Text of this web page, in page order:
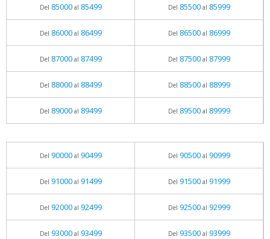
Del 85000al 85499 Del 85500al 85999
Del 86000al 86499 Del 86500al 86999
Del 87000al 87499 Del 87500al 87999
Del 88000al 88499 Del 88500al 88999
Del 89000al 89499 Del 89500al 89999
Del 90000al 90499 Del 90500al 90999
Del 91000al 91499 Del 91500al 91999
Del 92000al 92499 Del 92500al 92999
Del 93000al 93499 Del 93500al 93999